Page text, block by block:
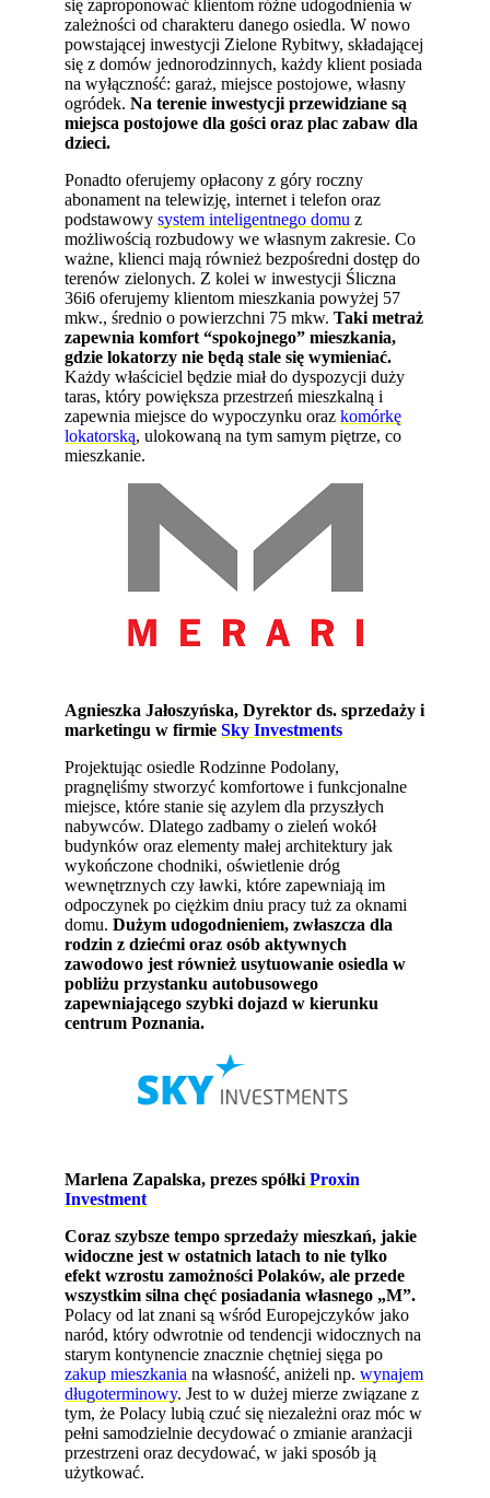
się zaproponować klientom różne udogodnienia w
zależności od charakteru danego osiedla. W nowo
powstającej inwestycji Zielone Rybitwy, składającej
się z domów jednorodzinnych, każdy klient posiada
na wyłączność: garaż, miejsce postojowe, własny
ogródek. Na terenie inwestycji przewidziane są
miejsca postojowe dla gości oraz plac zabaw dla
dzieci.
Ponadto oferujemy opłacony z góry roczny
abonament na telewizję, internet i telefon oraz
podstawowysystem inteligentnego domu z
możliwością rozbudowy we własnym zakresie. Co
ważne, klienci mają również bezpośredni dostęp do
terenów zielonych. Z kolei w inwestycji Śliczna
36i6 oferujemy klientom mieszkania powyżej 57
mkw., średnio o powierzchni 75 mkw.Taki metraż
zapewnia komfort “spokojnego” mieszkania,
gdzie lokatorzy nie będą stale się wymieniać.
Każdy właściciel będzie miał do dyspozycji duży
taras, który powiększa przestrzeń mieszkalną i
zapewnia miejsce do wypoczynku orazkomórkę
lokatorską, ulokowaną na tym samym piętrze, co
mieszkanie.
Agnieszka Jałoszyńska, Dyrektor ds. sprzedaży i
marketingu w firmieSky Investments
Projektując osiedle Rodzinne Podolany,
pragnęliśmy stworzyć komfortowe i funkcjonalne
miejsce, które stanie się azylem dla przyszłych
nabywców. Dlatego zadbamy o zieleń wokół
budynków oraz elementy małej architektury jak
wykończone chodniki, oświetlenie dróg
wewnętrznych czy ławki, które zapewniają im
odpoczynek po ciężkim dniu pracy tuż za oknami
domu.Dużym udogodnieniem, zwłaszcza dla
rodzin z dziećmi oraz osób aktywnych
zawodowo jest również usytuowanie osiedla w
pobliżu przystanku autobusowego
zapewniającego szybki dojazd w kierunku
centrum Poznania.
Marlena Zapalska, prezes spółki Proxin
Investment
Coraz szybsze tempo sprzedaży mieszkań, jakie
widoczne jest w ostatnich latach to nie tylko
efekt wzrostu zamożności Polaków, ale przede
wszystkim silna chęć posiadania własnego „M”.
Polacy od lat znani są wśród Europejczyków jako
naród, który odwrotnie od tendencji widocznych na
starym kontynencie znacznie chętniej sięga po
zakup mieszkania na własność, aniżeli np.wynajem
długoterminowy. Jest to w dużej mierze związane z
tym, że Polacy lubią czuć się niezależni oraz mócw
pełni samodzielnie decydować o zmianie aranżacji
przestrzeni oraz decydować, w jaki sposób ją
użytkować.